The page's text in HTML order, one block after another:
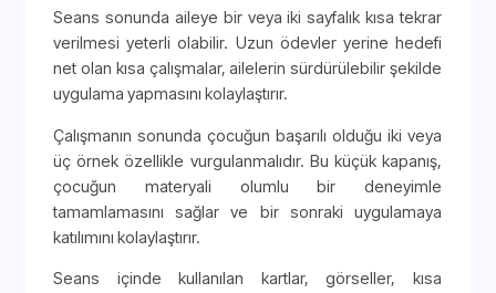
Seans sonunda aileye bir veya iki sayfalık kısa tekrar
verilmesi yeterli olabilir. Uzun ödevler yerine hedefi
net olan kısa çalışmalar, ailelerin sürdürülebilir şekilde
uygulama yapmasını kolaylaştırır.
Çalışmanın sonunda çocuğun başarılı olduğu iki veya
üç örnek özellikle vurgulanmalıdır. Bu küçük kapanış,
çocuğun materyali olumlu bir deneyimle
tamamlamasını sağlar ve bir sonraki uygulamaya
katılımını kolaylaştırır.
Seans içinde kullanılan kartlar, görseller, kısa